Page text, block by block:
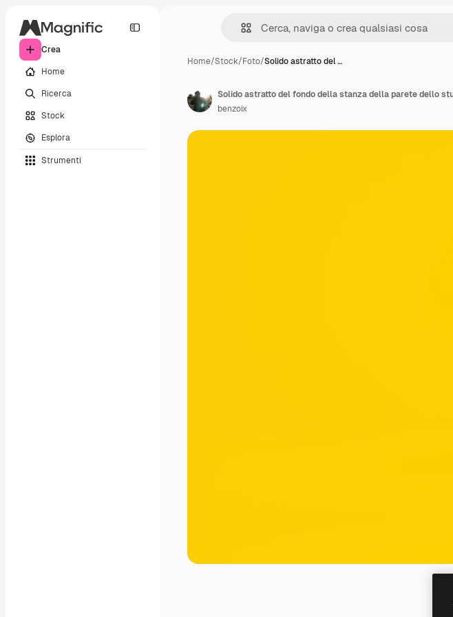
Crea
Home
Ricerca
Stock
Esplora
Strumenti
Home/Stock/Foto/Solido astratto del …
benzoix